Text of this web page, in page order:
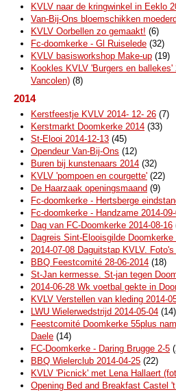
KVLV naar de kringwinkel in Eeklo
Van-Bij-Ons bloemschikken
KVLV Oorbellen zo gemaakt! (6)
Fc-doomkerke - Gl Ruiselede (32)
KVLV basisworkshop Make-up (19)
Kookles KVLV 'Burgers en
Vancolen) (8)
2014
Kerstfeestje KVLV 2014- 12- 26 (7)
Kerstmarkt Doomkerke 2014 (33)
St-Elooi 2014-12-13 (45)
Opendeur Van-Bij-Ons (12)
Buren bij kunstenaars 2014 (32)
KVLV 'pompoen en courgette' (22)
De Haarzaak openingsmaand (9)
Fc-doomkerke - Hertsberge
Fc-doomkerke - Handzame 2014-
Dag van FC-Doomkerke 2014-08-16
Dagreis Sint-Elooisgilde
2014-07-08 Daguitstap KVLV.
BBQ Feestcomité 28-06-2014 (18)
St-Jan kermesse. St-jan tegen
2014-06-28 Wk voetbal gekte in
KVLV Verstellen van kleding 2014-
LWU Wielerwedstrijd 2014-05-04 (14)
Feestcomité Doomkerke 55plus
Daele (14)
FC-Doomkerke - Daring Brugge 2-5
BBQ Wielerclub 2014-04-25 (22)
KVLV 'Picnick' met Lena Hallaert
Opening Bed and Breakfast Castel